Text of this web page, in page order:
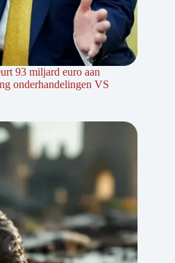
93 miljard euro aan
onderhandelingen VS